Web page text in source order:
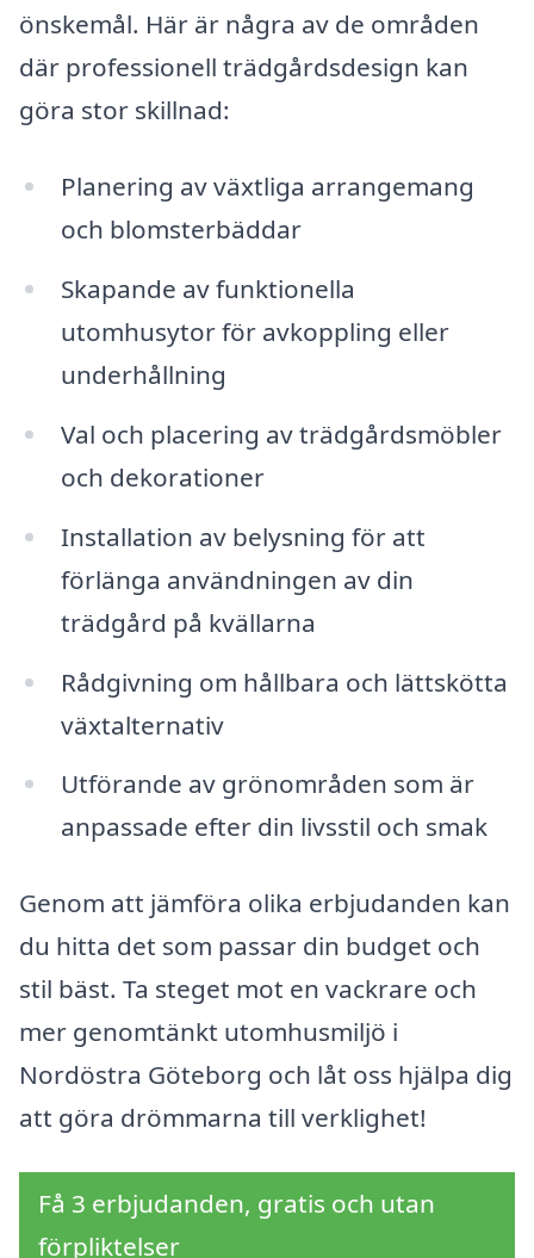
önskemål. Här är några av de områden
där professionell trädgårdsdesign kan
göra stor skillnad:
Planering av växtliga arrangemang
och blomsterbäddar
Skapande av funktionella
utomhusytor för avkoppling eller
underhållning
Val och placering av trädgårdsmöbler
och dekorationer
Installation av belysning för att
förlänga användningen av din
trädgård på kvällarna
Rådgivning om hållbara och lättskötta
växtalternativ
Utförande av grönområden som är
anpassade efter din livsstil och smak
Genom att jämföra olika erbjudanden kan
du hitta det som passar din budget och
stil bäst. Ta steget mot en vackrare och
mer genomtänkt utomhusmiljö i
Nordöstra Göteborg och låt oss hjälpa dig
att göra drömmarna till verklighet!
Få 3 erbjudanden, gratis och utan
förpliktelser